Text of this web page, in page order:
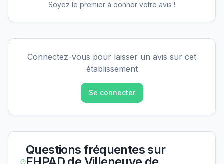
Soyez le premier à donner votre avis !
Connectez-vous pour laisser un avis sur cet
établissement
Se connecter
Questions fréquentes sur